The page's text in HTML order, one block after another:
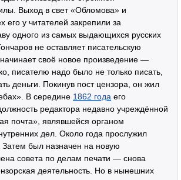
Выход в свет «Обломова» и
его у читателей закрепили за
одного из самых выдающихся русских
не оставляет писательскую
своё новое произведение —
писателю надо было не только писать,
деньги. Покинув пост цензора, он жил
В середине 1862 года его
редактора недавно учреждённой
почта», являвшейся органом
дел. Около года прослужил
Затем был назначен на новую
совета по делам печати — снова
деятельность. Но в нынешних